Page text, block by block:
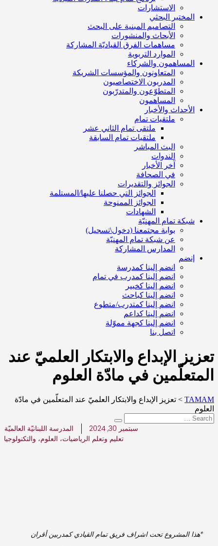
الاستشارات
المختبر البحثي
التصاميم المبنية على البحث
الأبحاث والمنشورات
مساهمات الفرق القياديّة المشاركة
الموارد التربوية
المساهمون والشركاء
المتعاونون والمؤسسات الشريكة
المدربون الاختصاصيون
المتطوّعون والمتدرّبون
المساهمون
الأحداث والأخبار
ملتقيات تمام
ملتقى تمام الثاني عشر
ملتقيات تمام السابقة
البث المباشر
الندوات
آخر الأخبار
في الصحافة
الجوائز والتقديرات
الجوائز التي حصلنا عليها/المستلمة
الجوائز الممنوحة
الشهادات
شبكة تمام المهنيّة
بوابة مجتمعنا (دخول\تسجيل)
عن شبكة تمام المهنيّة
المدارس المشاركة
إنضم
انضم إلينا كمدرسة
انضم إلينا كمدرب في تمام
انضم إلينا كخبير
انضم إلينا كباحث
انضم إلينا كمتدرب/متطوع
انضم إلينا كداعم
انضم إلينا كجهة مموّلة
اتصل بنا
تعزيز الإبداع والابتكار العلميّ عند
المتعلّمين في مادّة العلوم
TAMAM
>تعزيز الإبداع والابتكار العلميّ عند المتعلّمين في مادّة
العلوم
سبتمبر 30, 2024
المدرسة اللبنانيّة العالميّة
تعليم وتعلم الرياضيات، العلوم، والتكنولوجيا
*هذا المشروع تحت اشراف فريق تمام القيادي كمدربين أقران